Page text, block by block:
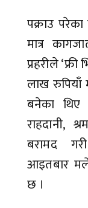
पक्राउ
मात्र
प्रहरीले
लाख रुपियाँ
बनेका थिए
राहदानी,
बरामद
आइतबार
छ ।